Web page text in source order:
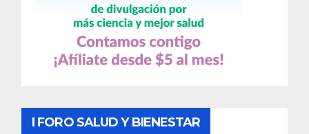
I FORO SALUD Y BIENESTAR